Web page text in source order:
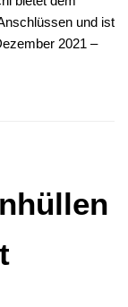
und ist
2021 –